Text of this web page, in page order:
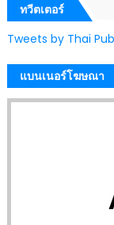
ทวีตเตอร์
Tweets by Thai
แบนเนอร์โฆษณา